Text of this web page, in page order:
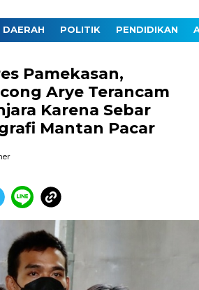
POLITIK PENDIDIKAN
Pamekasan,
Arye Terancam
Karena Sebar
Mantan Pacar